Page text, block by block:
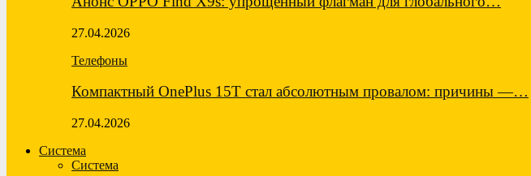
27.04.2026
Телефоны
Компактный OnePlus 15T стал абсолютным провалом: причины —…
27.04.2026
Система
Система